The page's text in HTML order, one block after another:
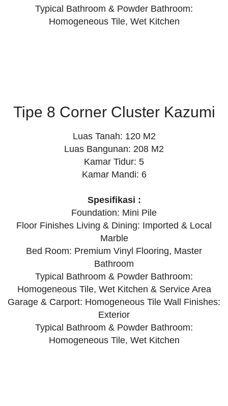
Typical Bathroom & Powder Bathroom:
Homogeneous Tile, Wet Kitchen
Tipe 8 Corner Cluster Kazumi
Luas Tanah: 120 M2
Luas Bangunan: 208 M2
Kamar Tidur: 5
Kamar Mandi: 6
Spesifikasi :
Foundation: Mini Pile
Floor Finishes Living & Dining: Imported & Local
Marble
Bed Room: Premium Vinyl Flooring, Master
Bathroom
Typical Bathroom & Powder Bathroom:
Homogeneous Tile, Wet Kitchen & Service Area
Garage & Carport: Homogeneous Tile Wall Finishes:
Exterior
Typical Bathroom & Powder Bathroom:
Homogeneous Tile, Wet Kitchen